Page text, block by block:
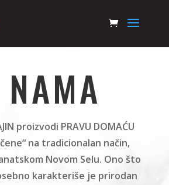
proizvodi PRAVU DOMAĆU
na tradicionalan način,
Novom Selu. Ono što
karakteriše je prirodan